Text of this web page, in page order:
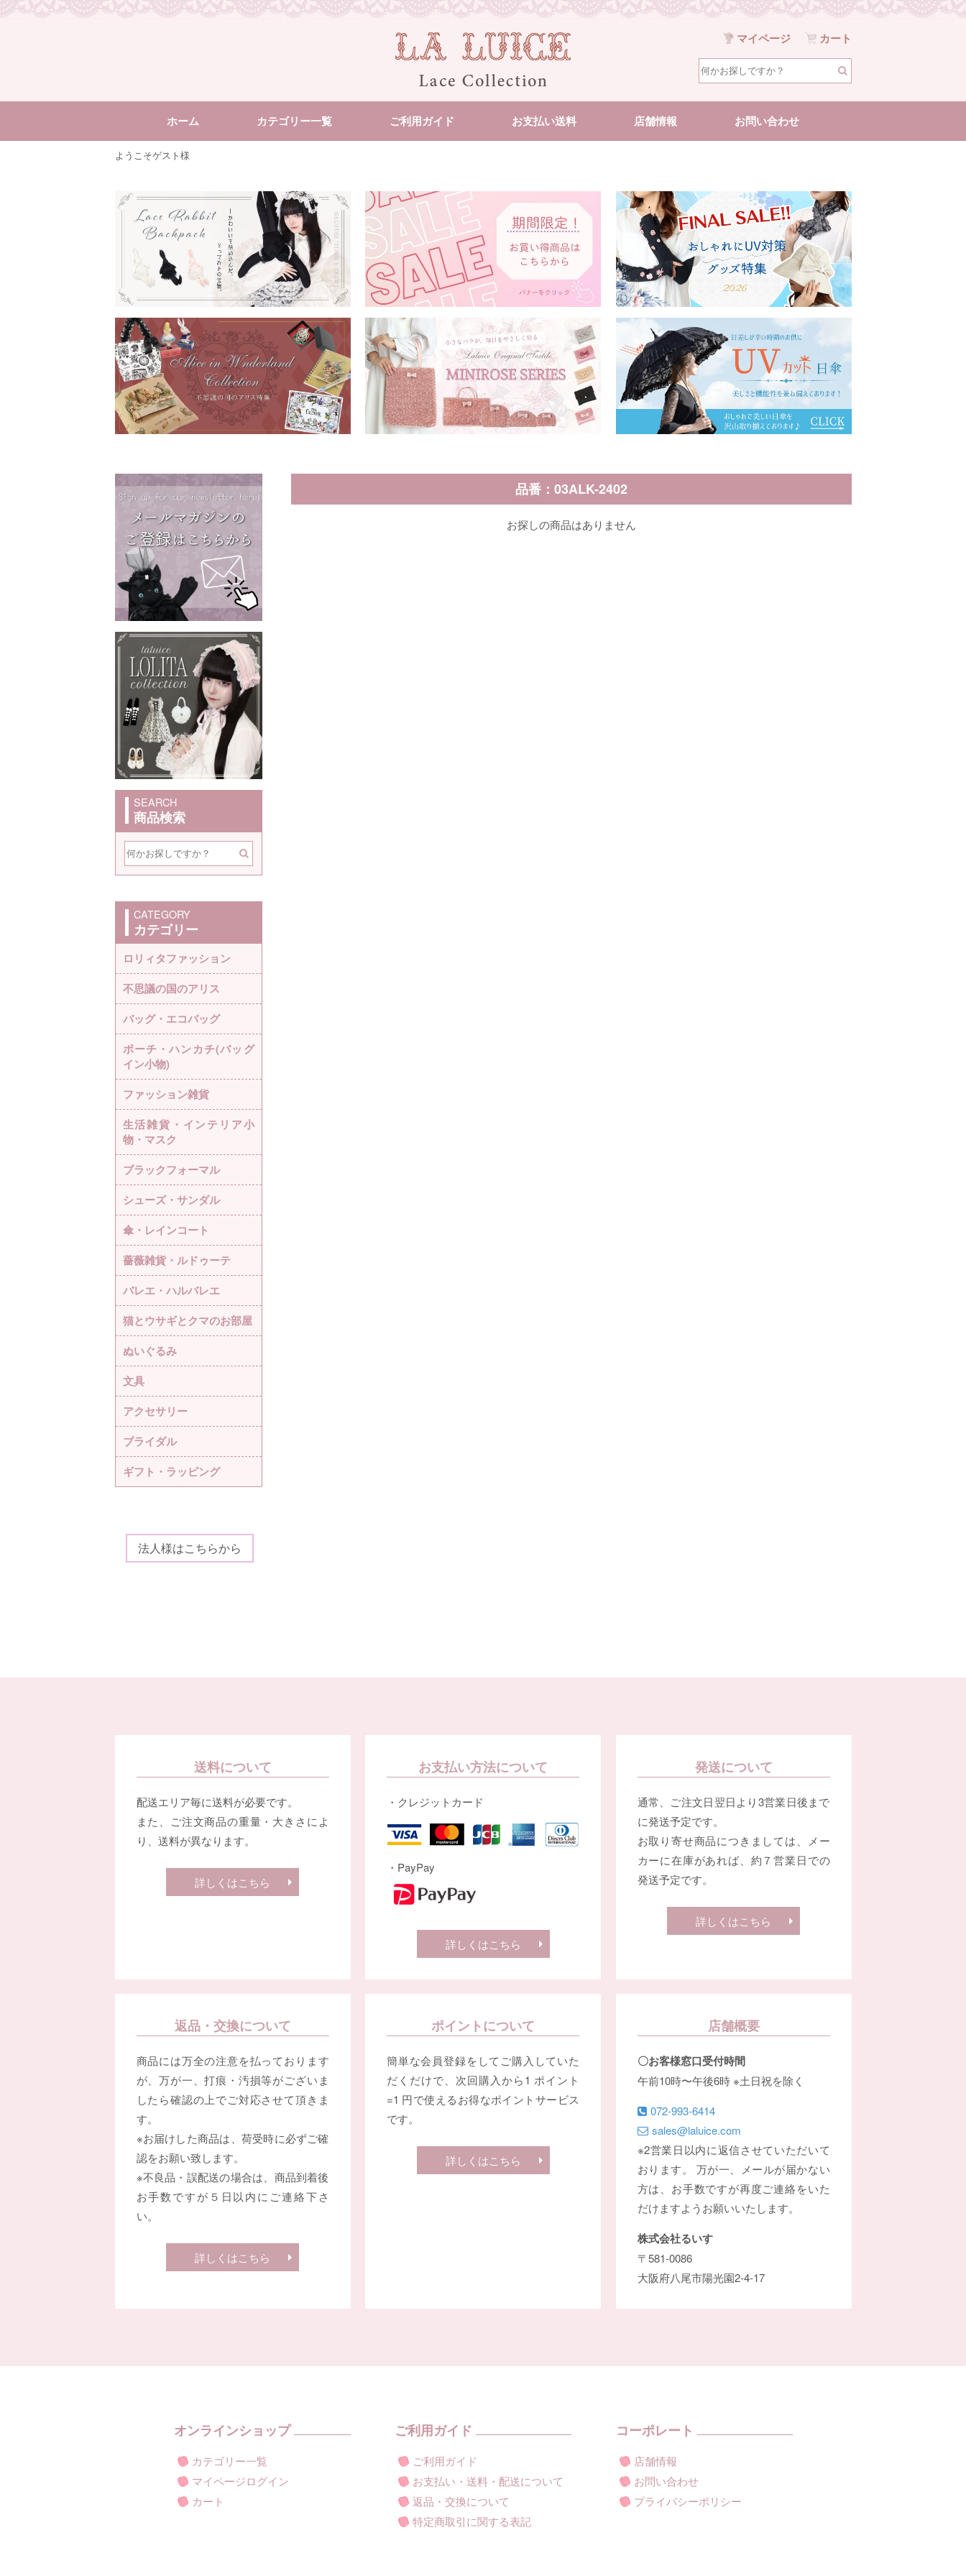
マイページ カート
ホーム カテゴリー一覧 ご利用ガイド お支払い送料 店舗情報 お問い合わせ
ようこそゲスト様
品番：03ALK-2402
お探しの商品はありません
SEARCH
商品検索
CATEGORY
カテゴリー
ロリィタファッション
不思議の国のアリス
バッグ・エコバッグ
ポーチ・ハンカチ(バッグ
イン小物)
ファッション雑貨
生活雑貨・インテリア小
物・マスク
ブラックフォーマル
シューズ・サンダル
傘・レインコート
薔薇雑貨・ルドゥーテ
バレエ・ハルバレエ
猫とウサギとクマのお部屋
ぬいぐるみ
文具
アクセサリー
ブライダル
ギフト・ラッピング
法人様はこちらから
送料について
配送エリア毎に送料が必要です。
また、ご注文商品の重量・大きさによ
り、送料が異なります。
詳しくはこちら
お支払い方法について
・クレジットカード
・PayPay
詳しくはこちら
発送について
通常、ご注文日翌日より3営業日後まで
に発送予定です。
お取り寄せ商品につきましては、メー
カーに在庫があれば、約７営業日での
発送予定です。
詳しくはこちら
返品・交換について
商品には万全の注意を払っております
が、万が一、打痕・汚損等がございま
したら確認の上でご対応させて頂きま
す。
※お届けした商品は、荷受時に必ずご確
認をお願い致します。
※不良品・誤配送の場合は、商品到着後
お手数ですが５日以内にご連絡下さ
い。
詳しくはこちら
ポイントについて
簡単な会員登録をしてご購入していた
だくだけで、次回購入から1 ポイント
=1 円で使えるお得なポイントサービス
です。
詳しくはこちら
店舗概要
〇お客様窓口受付時間
午前10時〜午後6時 ※土日祝を除く
072-993-6414
sales@laluice.com
※2営業日以内に返信させていただいて
おります。 万が一、メールが届かない
方は、お手数ですが再度ご連絡をいた
だけますようお願いいたします。
株式会社るいす
〒581-0086
大阪府八尾市陽光園2-4-17
オンラインショップ
カテゴリー一覧
マイページログイン
カート
ご利用ガイド
ご利用ガイド
お支払い・送料・配送について
返品・交換について
特定商取引に関する表記
コーポレート
店舗情報
お問い合わせ
プライバシーポリシー